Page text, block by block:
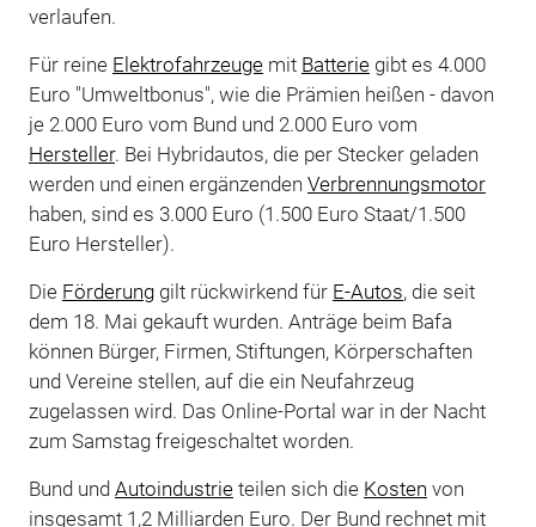
verlaufen.
Für reine Elektrofahrzeugemit Batteriegibt es 4.000
Euro "Umweltbonus", wie die Prämien heißen - davon
je 2.000 Euro vom Bund und 2.000 Euro vom
Hersteller. Bei Hybridautos, die per Stecker geladen
werden und einen ergänzenden Verbrennungsmotor
haben, sind es 3.000 Euro (1.500 Euro Staat/1.500
Euro Hersteller).
Die Förderunggilt rückwirkend für E-Autos, die seit
dem 18. Mai gekauft wurden. Anträge beim Bafa
können Bürger, Firmen, Stiftungen, Körperschaften
und Vereine stellen, auf die ein Neufahrzeug
zugelassen wird. Das Online-Portal war in der Nacht
zum Samstag freigeschaltet worden.
Bund und Autoindustrieteilen sich die Kosten von
insgesamt 1,2 Milliarden Euro. Der Bund rechnet mit